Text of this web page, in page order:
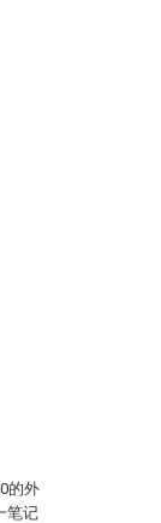
的外
笔记